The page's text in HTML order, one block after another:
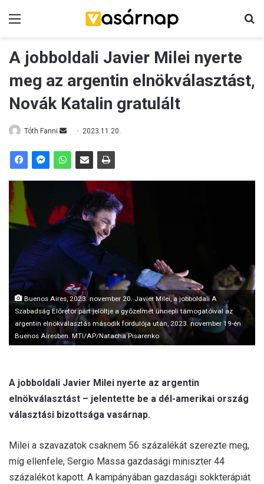
A jobboldali Javier Milei nyerte
meg az argentin elnökválasztást,
Novák Katalin gratulált
Tóth Fanni
e
a
2023.11.20.
Buenos Aires, 2023. november 20. Javier Milei, a jobboldali A
Szabadság Elõretör párt jelöltje a gyõzelmét ünnepli támogatóival az
argentin elnökválasztás második fordulója után, 2023. november 19-én
Buenos Airesben. MTI/AP/Natacha Pisarenko
A jobboldali Javier Milei nyerte az argentin
elnökválasztást – jelentette be a dél-amerikai ország
választási bizottsága vasárnap.
Milei a szavazatok csaknem 56 százalékát szerezte meg,
míg ellenfele, Sergio Massa gazdasági miniszter 44
százalékot kapott. A kampányában gazdasági sokkterápiát